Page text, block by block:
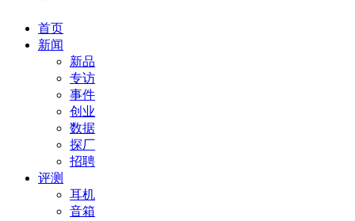
首页
新闻
新品
专访
事件
创业
数据
探厂
招聘
评测
耳机
音箱